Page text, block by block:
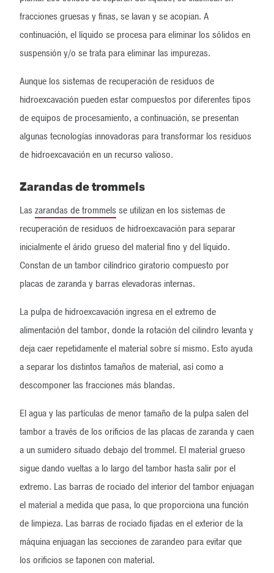
fracciones gruesas y finas, se lavan y se acopian. A
continuación, el líquido se procesa para eliminar los sólidos en
suspensión y/o se trata para eliminar las impurezas.
Aunque los sistemas de recuperación de residuos de
hidroexcavación pueden estar compuestos por diferentes tipos
de equipos de procesamiento, a continuación, se presentan
algunas tecnologías innovadoras para transformar los residuos
de hidroexcavación en un recurso valioso.
Zarandas de trommels
Laszarandas de trommelsse utilizan en los sistemas de
recuperación de residuos de hidroexcavación para separar
inicialmente el árido grueso del material fino y del líquido.
Constan de un tambor cilíndrico giratorio compuesto por
placas de zaranda y barras elevadoras internas.
La pulpa de hidroexcavación ingresa en el extremo de
alimentación del tambor, donde la rotación del cilindro levanta y
deja caer repetidamente el material sobre sí mismo. Esto ayuda
a separar los distintos tamaños de material, así como a
descomponer las fracciones más blandas.
El agua y las partículas de menor tamaño de la pulpa salen del
tambor a través de los orificios de las placas de zaranda y caen
a un sumidero situado debajo del trommel. El material grueso
sigue dando vueltas a lo largo del tambor hasta salir por el
extremo. Las barras de rociado del interior del tambor enjuagan
el material a medida que pasa, lo que proporciona una función
de limpieza. Las barras de rociado fijadas en el exterior de la
máquina enjuagan las secciones de zarandeo para evitar que
los orificios se taponen con material.